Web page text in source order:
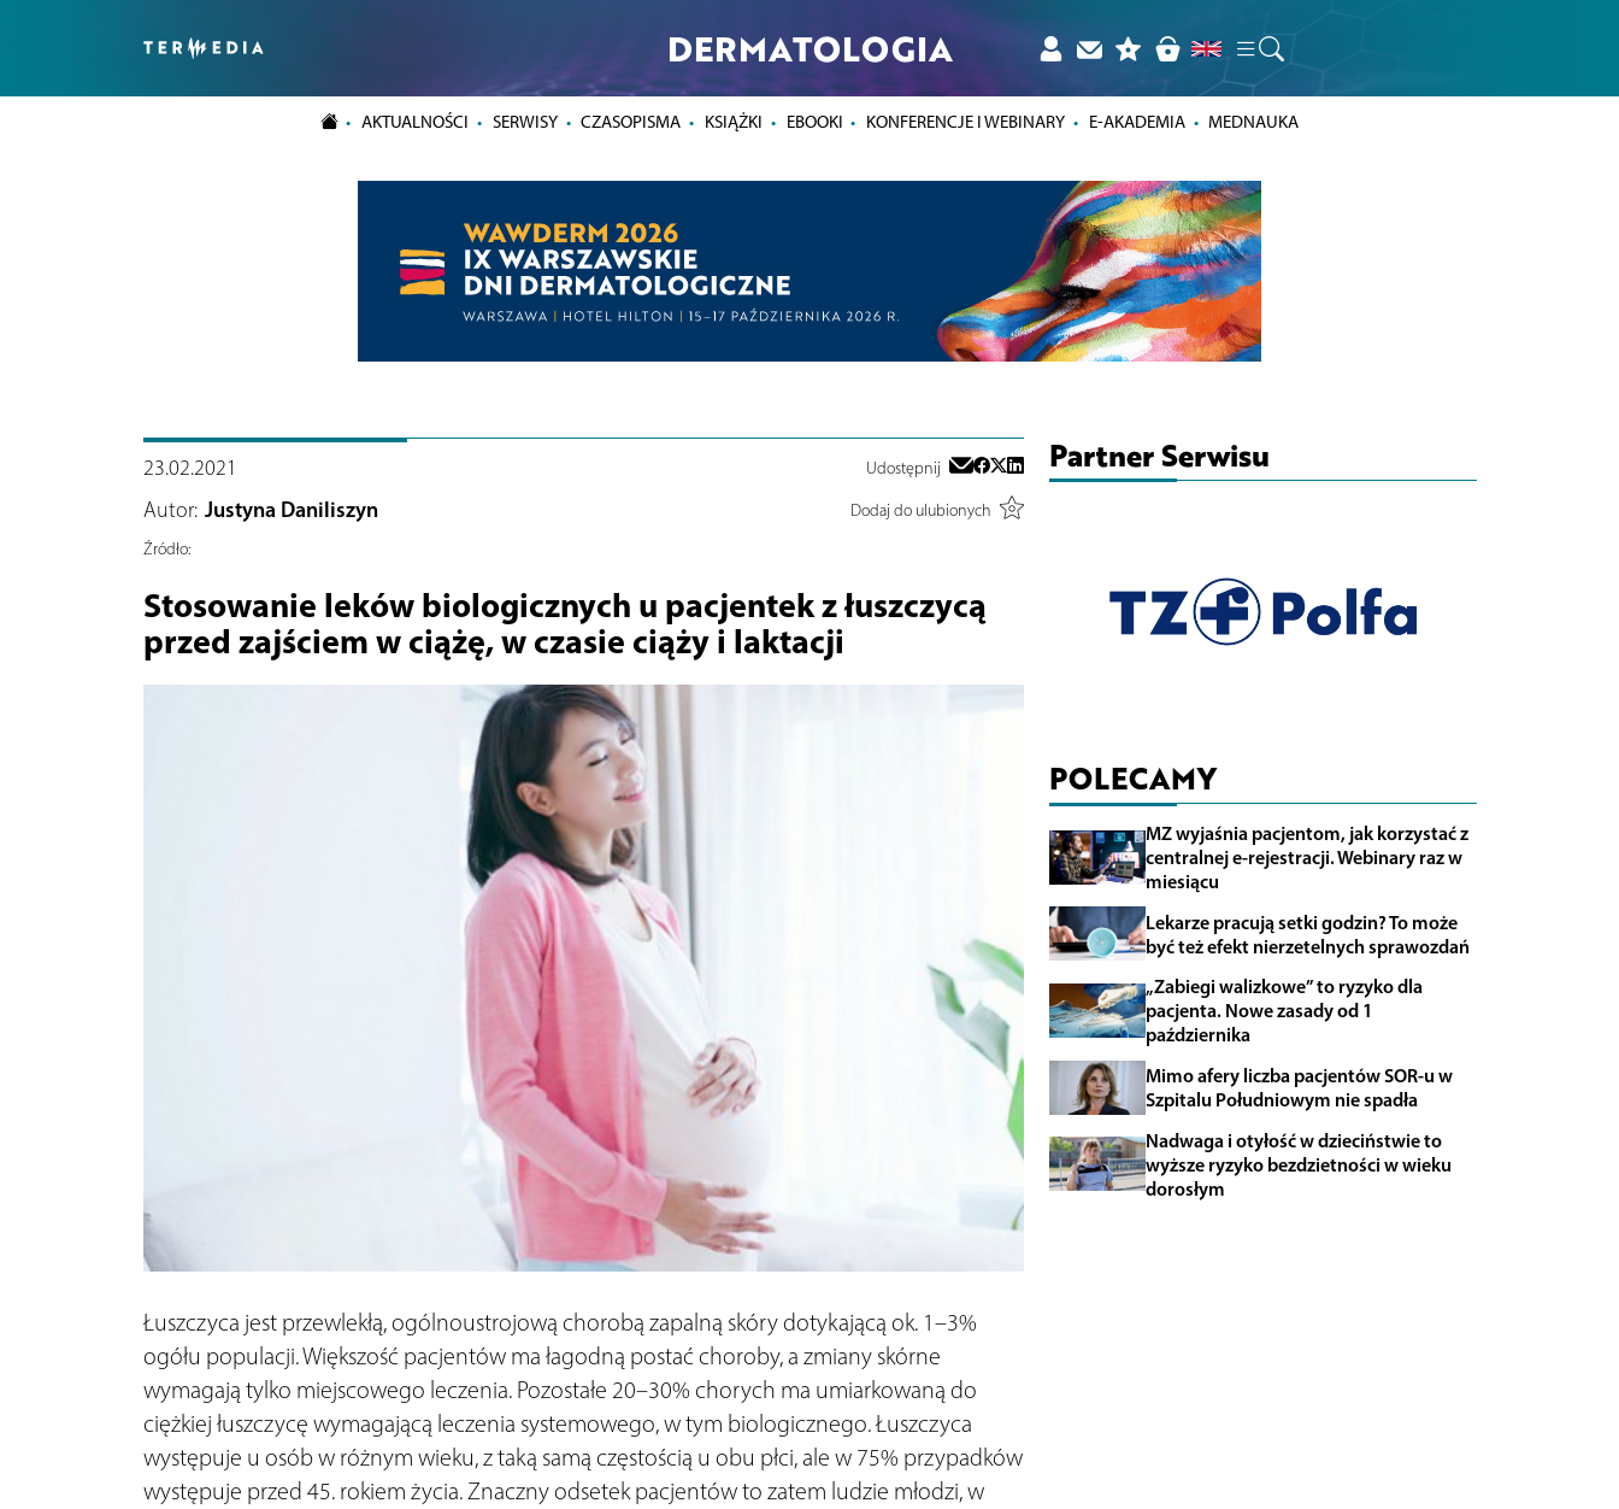
DERMATOLOGIA
AKTUALNOŚCI SERWISY CZASOPISMA KSIĄŻKI EBOOKI KONFERENCJE I WEBINARY E-AKADEMIA MEDNAUKA
23.02.2021 Udostępnij
Autor: Justyna Daniliszyn
Dodaj do ulubionych
Źródło:
Stosowanie leków biologicznych u pacjentek z łuszczycą
przed zajściem w ciążę, w czasie ciąży i laktacji
Łuszczyca jest przewlekłą, ogólnoustrojową chorobą zapalną skóry dotykającą ok. 1–3%
ogółu populacji. Większość pacjentów ma łagodną postać choroby, a zmiany skórne
wymagają tylko miejscowego leczenia. Pozostałe 20–30% chorych ma umiarkowaną do
ciężkiej łuszczycę wymagającą leczenia systemowego, w tym biologicznego. Łuszczyca
występuje u osób w różnym wieku, z taką samą częstością u obu płci, ale w 75% przypadków
występuje przed 45. rokiem życia. Znaczny odsetek pacjentów to zatem ludzie młodzi, w
Partner Serwisu
POLECAMY
MZ wyjaśnia pacjentom, jak korzystać z
centralnej e-rejestracji. Webinary raz w
miesiącu
Lekarze pracują setki godzin? To może
być też efekt nierzetelnych sprawozdań
„Zabiegi walizkowe” to ryzyko dla
pacjenta. Nowe zasady od 1
października
Mimo afery liczba pacjentów SOR-u w
Szpitalu Południowym nie spadła
Nadwaga i otyłość w dzieciństwie to
wyższe ryzyko bezdzietności w wieku
dorosłym